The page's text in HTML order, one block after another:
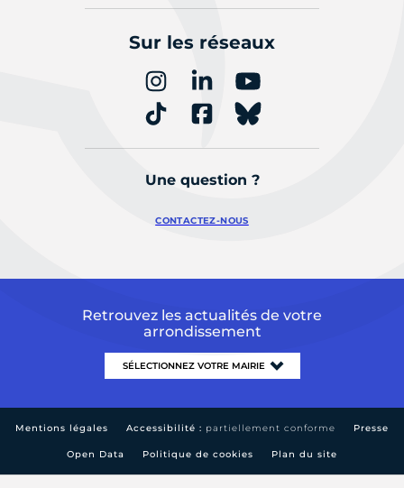
Sur les réseaux
Une question ?
CONTACTEZ-NOUS
Retrouvez les actualités de votre
arrondissement
Mentions légales Accessibilité : partiellement conforme Presse
Open Data Politique de cookies Plan du site